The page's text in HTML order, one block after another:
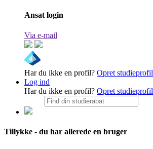
Ansat login
Via e-mail
Har du ikke en profil? Opret studieprofil
Log ind
Har du ikke en profil? Opret studieprofil
Tillykke - du har allerede en bruger